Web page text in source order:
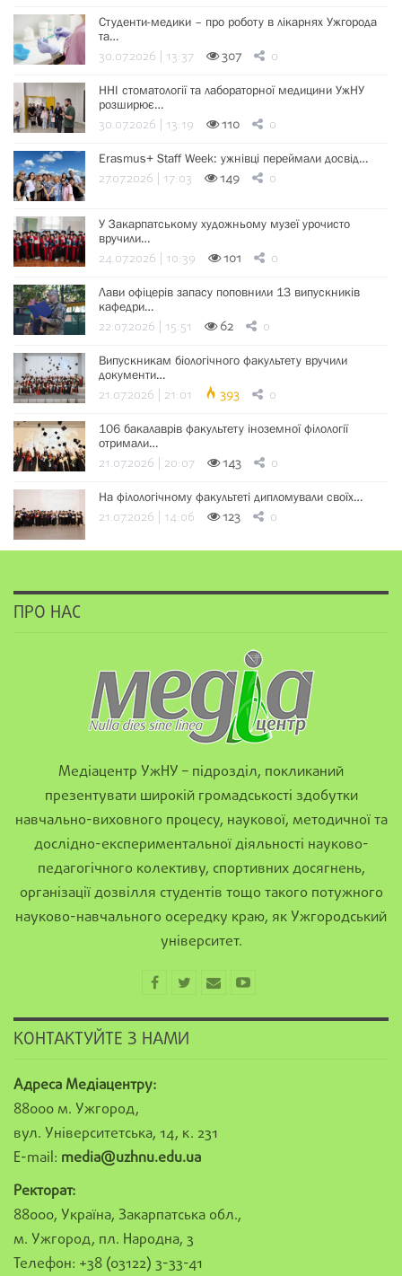
Студенти-медики – про роботу в лікарнях Ужгорода
та…
30.07.2026 | 13:37 307 0
ННІ стоматології та лабораторної медицини УжНУ
розширює…
30.07.2026 | 13:19 110 0
Erasmus+ Staff Week: ужнівці переймали досвід…
27.07.2026 | 17:03 149 0
У Закарпатському художньому музеї урочисто
вручили…
24.07.2026 | 10:39 101 0
Лави офіцерів запасу поповнили 13 випускників
кафедри…
22.07.2026 | 15:51 62 0
Випускникам біологічного факультету вручили
документи…
21.07.2026 | 21:01 393 0
106 бакалаврів факультету іноземної філології
отримали…
21.07.2026 | 20:07 143 0
На філологічному факультеті дипломували своїх…
21.07.2026 | 14:06 123 0
ПРО НАС
Медіацентр УжНУ – підрозділ, покликаний
презентувати широкій громадськості здобутки
навчально-виховного процесу, наукової, методичної та
дослідно-експериментальної діяльності науково-
педагогічного колективу, спортивних досягнень,
організації дозвілля студентів тощо такого потужного
науково-навчального осередку краю, як Ужгородський
університет.
КОНТАКТУЙТЕ З НАМИ
Адреса Медіацентру:
88000 м. Ужгород,
вул. Університетська, 14, к. 231
E-mail: media@uzhnu.edu.ua
Ректорат:
88000, Україна, Закарпатська обл.,
м. Ужгород, пл. Народна, 3
Телефон: +38 (03122) 3-33-41